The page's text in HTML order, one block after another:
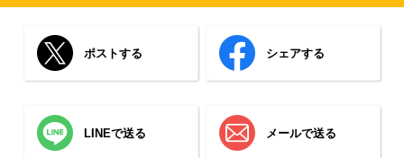
ポストする シェアする
LINEで送る メールで送る